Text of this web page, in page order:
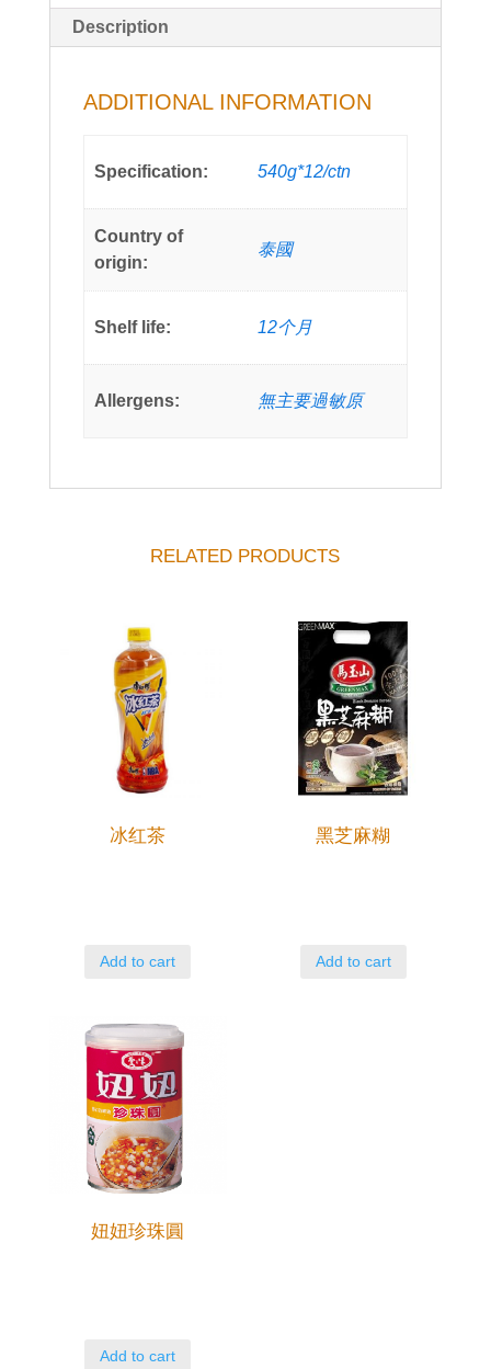
Description
ADDITIONAL INFORMATION
Specification: 540g*12/ctn
Country of
origin:
泰國
Shelf life: 12个月
Allergens: 無主要過敏原
RELATED PRODUCTS
冰红茶
Add to cart
黑芝麻糊
Add to cart
妞妞珍珠圓
Add to cart